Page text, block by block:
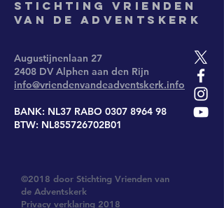
Stichting Vrienden
van de Adventskerk
Augustijnenlaan 27
2408 DV Alphen aan den Rijn
info@vriendenvandeadventskerk.info
BANK: NL37 RABO 0307 8964 98
BTW: NL855726702B01
©2018 door Stichting Vrienden van
de Adventskerk
Privacy verklaring 2018